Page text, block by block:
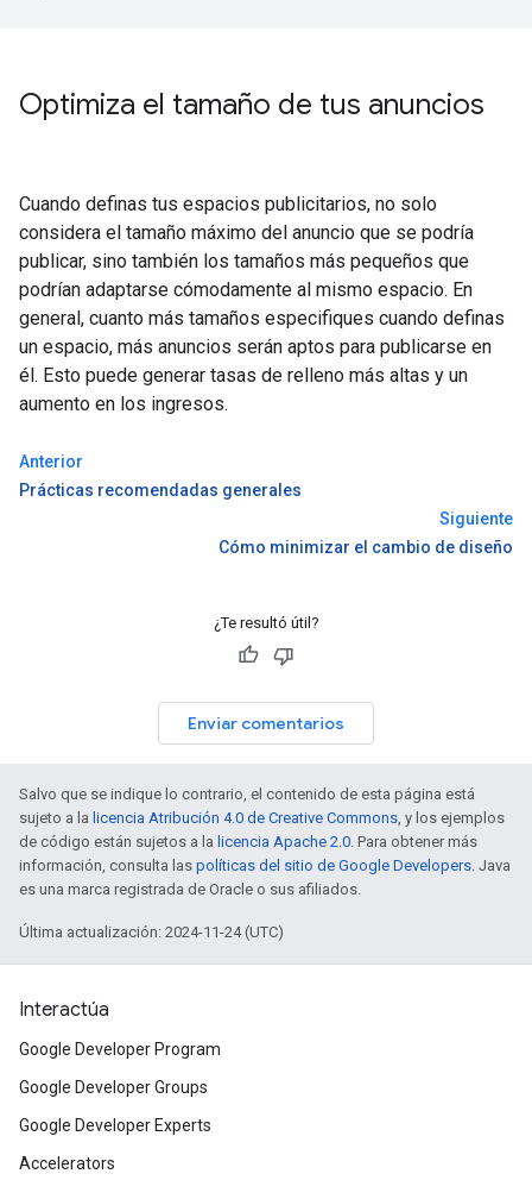
Optimiza el tamaño de tus anuncios
Cuando definas tus espacios publicitarios, no solo
considera el tamaño máximo del anuncio que se podría
publicar, sino también los tamaños más pequeños que
podrían adaptarse cómodamente al mismo espacio. En
general, cuanto más tamaños especifiques cuando definas
un espacio, más anuncios serán aptos para publicarse en
él. Esto puede generar tasas de relleno más altas y un
aumento en los ingresos.
Anterior
Prácticas recomendadas generales
Siguiente
Cómo minimizar el cambio de diseño
¿Te resultó útil?
Enviar comentarios
Salvo que se indique lo contrario, el contenido de esta página está
sujeto a la licencia Atribución 4.0 de Creative Commons , y los ejemplos
de código están sujetos a la licencia Apache 2.0 . Para obtener más
información, consulta las políticas del sitio de Google Developers . Java
es una marca registrada de Oracle o sus afiliados.
Última actualización: 2024-11-24 (UTC)
Interactúa
Google Developer Program
Google Developer Groups
Google Developer Experts
Accelerators